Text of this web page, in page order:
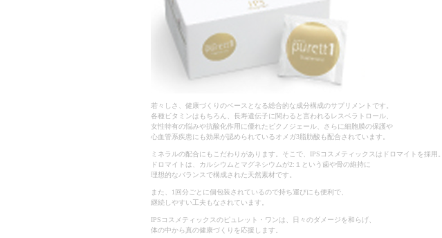
若々しさ、健康づくりのベースとなる総合的な成分構成のサプリメントです。
各種ビタミンはもちろん、長寿遺伝子に関わると言われるレスベラトロール、
女性特有の悩みや抗酸化作用に優れたピクノジェール、さらに細胞膜の保護や
心血管系疾患にも効果が認められているオメガ3脂肪酸も配合されています。
ミネラルの配合にもこだわりがあります。そこで、IPSコスメティックスはドロマイトを採用。
ドロマイトは、カルシウムとマグネシウムが2:１という歯や骨の維持に
理想的なバランスで構成された天然素材です。
また、1回分ごとに個包装されているので持ち運びにも便利で、
継続しやすい工夫もなされています。
IPSコスメティックスのピュレット・ワンは、日々のダメージを和らげ、
体の中から真の健康づくりを応援します。